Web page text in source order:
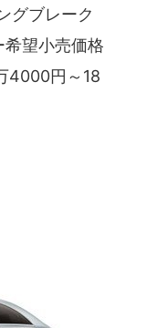
グブレーク
望小売価格
4000円～18